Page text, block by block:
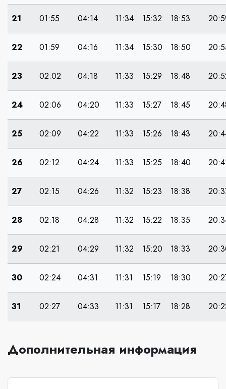
21 01:55 04:14 11:34 15:32 18:53
22 01:59 04:16 11:34 15:30 18:50
23 02:02 04:18 11:33 15:29 18:48
24 02:06 04:20 11:33 15:27 18:45
25 02:09 04:22 11:33 15:26 18:43
26 02:12 04:24 11:33 15:25 18:40
27 02:15 04:26 11:32 15:23 18:38
28 02:18 04:28 11:32 15:22 18:35
29 02:21 04:29 11:32 15:20 18:33
30 02:24 04:31 11:31 15:19 18:30
31 02:27 04:33 11:31 15:17 18:28
Дополнительная информация